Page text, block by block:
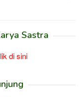
Sastra
di sini